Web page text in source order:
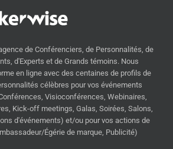
de Conférenciers, de Personnalités, de
d'Experts et de Grands témoins. Nous
en ligne avec des centaines de profils de
célèbres pour vos événements
Visioconférences, Webinaires,
Kick-off meetings, Galas, Soirées, Salons,
d'événements) et/ou pour vos actions de
Égérie de marque, Publicité)